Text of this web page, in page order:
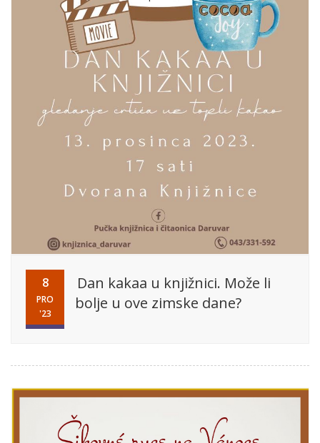
8
PRO
'23
Dan kakaa u knjižnici. Može li
bolje u ove zimske dane?